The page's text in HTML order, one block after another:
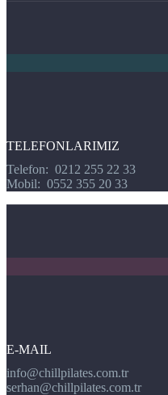
TELEFONLARIMIZ
Telefon: 0212 255 22 33
Mobil: 0552 355 20 33
E-MAIL
info@chillpilates.com.tr
serhan@chillpilates.com.tr